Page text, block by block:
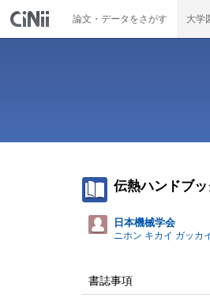
論文・データをさがす 大学
伝熱ハンドブ
日本機械学会
ニホン キカイ ガッカ
書誌事項